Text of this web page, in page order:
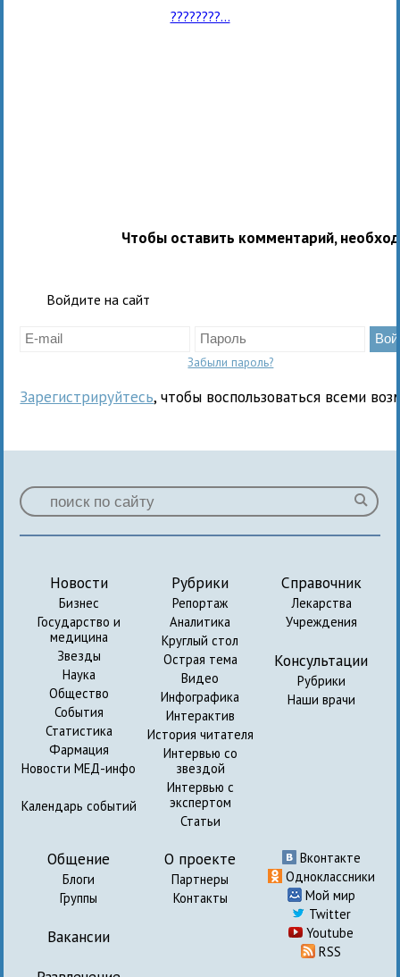
????????...
Чтобы оставить комментарий,
Войдите на сайт
Забыли пароль?
Зарегистрируйтесь, чтобы воспользоваться всеми
Новости
Бизнес
Государство и
медицина
Звезды
Наука
Общество
События
Статистика
Фармация
Новости МЕД-инфо
Календарь событий
Рубрики
Репортаж
Аналитика
Круглый стол
Острая тема
Видео
Инфографика
Интерактив
История читателя
Интервью со
звездой
Интервью с
экспертом
Статьи
Справочник
Лекарства
Учреждения
Консультации
Рубрики
Наши врачи
Общение
Блоги
Группы
Вакансии
О проекте
Партнеры
Контакты
Вконтакте
Одноклассники
Мой мир
Twitter
Youtube
RSS